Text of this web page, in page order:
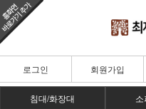
로그인 회원가입
침대/화장대